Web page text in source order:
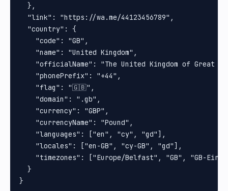
  },
  "link": "https://wa.me/44123456789",
  "country": {
    "code": "GB",
    "name": "United Kingdom",
"officialName": "The United Kingdom of Great
    "phonePrefix": "+44",
    "flag": "🇬🇧",
    "domain": ".gb",
    "currency": "GBP",
    "currencyName": "Pound",
    "languages": ["en", "cy", "gd"],
    "locales": ["en-GB", "cy-GB", "gd"],
"timezones": ["Europe/Belfast", "GB", "GB-
  }